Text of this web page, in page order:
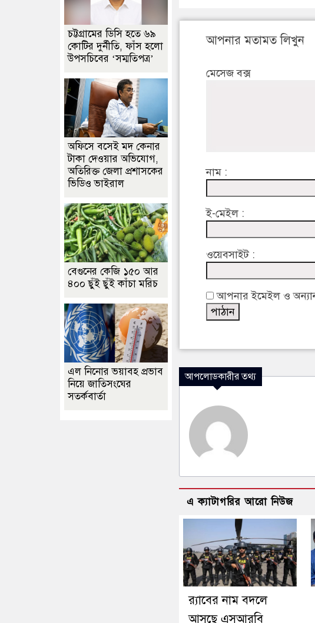
আপনার মতামত লিখুন
মেসেজ বক্স
নাম :
ই-মেইল :
ওয়েবসাইট :
আপনার ইমেইল ও
আপলোডকারীর তথ্য
এ ক্যাটাগরির আরো নিউজ
র‍্যাবের নাম বদলে
আসছে এসআরবি
চট্টগ্রামের ডিসি হতে ৬৯
কোটির দুর্নীতি, ফাঁস হলো
উপসচিবের ‘সম্মতিপত্র’
অফিসে বসেই মদ কেনার
টাকা দেওয়ার অভিযোগ,
অতিরিক্ত জেলা প্রশাসকের
ভিডিও ভাইরাল
বেগুনের কেজি ১৫০ আর
৪০০ ছুঁই ছুঁই কাঁচা মরিচ
এল নিনোর ভয়াবহ প্রভাব
নিয়ে জাতিসংঘের
সতর্কবার্তা